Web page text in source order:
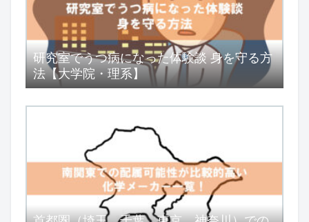
研究室でうつ病になった体験談 身を守る方
法【大学院・理系】